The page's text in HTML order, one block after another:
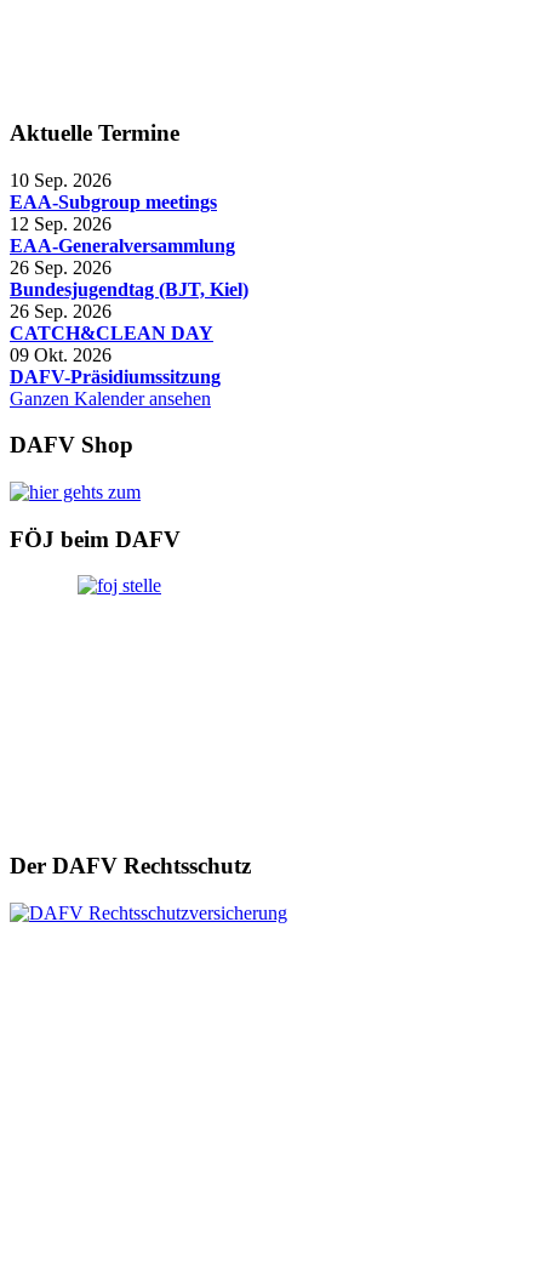
Aktuelle Termine
10 Sep. 2026
EAA-Subgroup meetings
12 Sep. 2026
EAA-Generalversammlung
26 Sep. 2026
Bundesjugendtag (BJT, Kiel)
26 Sep. 2026
CATCH&CLEAN DAY
09 Okt. 2026
DAFV-Präsidiumssitzung
Ganzen Kalender ansehen
DAFV Shop
FÖJ beim DAFV
Der DAFV Rechtsschutz